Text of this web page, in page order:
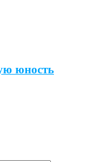
юность